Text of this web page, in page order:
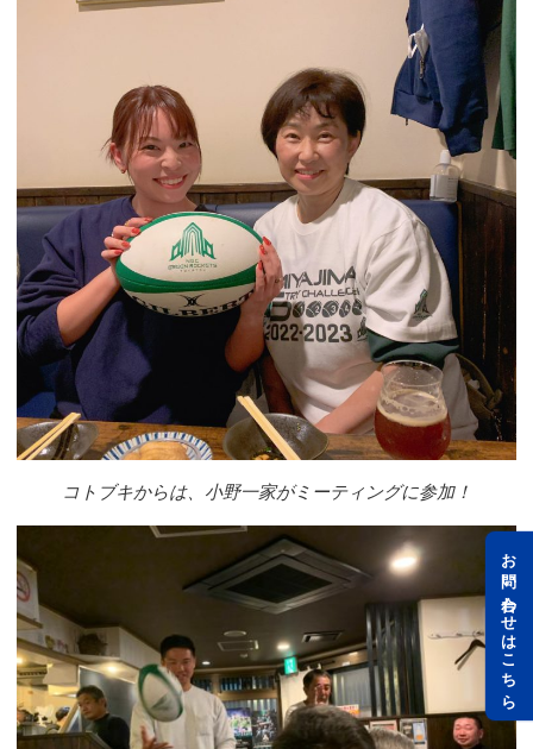
お問い合わせはこちら
コトブキからは、小野一家がミーティングに参加！